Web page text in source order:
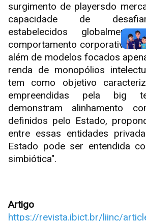
surgimento de playersdo
capacidade de
estabelecidos
comportamento corporativo
além de modelos focados
renda de monopólios
tem como objetivo
empreendidas pela big
demonstram alinhamento
definidos pelo Estado,
entre essas entidades
Estado pode ser entendida
simbiótica".
Artigo
https://revista.ibict.br/liinc/